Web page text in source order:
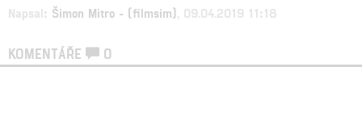
Napsal: Šimon Mitro - (filmsim) , 09.04.2019 11:18
KOMENTÁŘE 0